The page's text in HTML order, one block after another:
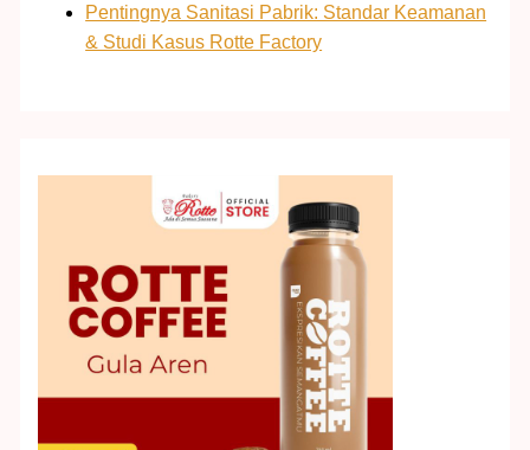
Pentingnya Sanitasi Pabrik: Standar Keamanan
& Studi Kasus Rotte Factory